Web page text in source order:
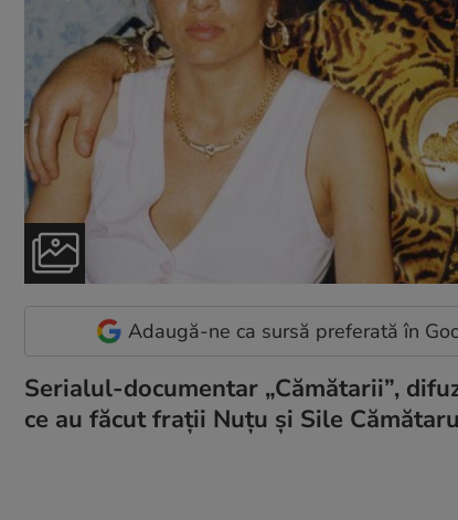
Adaugă-ne ca sursă preferată în
Serialul-documentar „Cămătarii”,
ce au făcut frații Nuțu și Sile